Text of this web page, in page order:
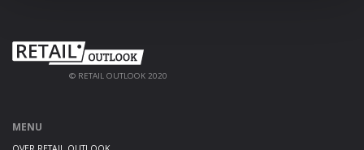
© RETAIL OUTLOOK 2020
MENU